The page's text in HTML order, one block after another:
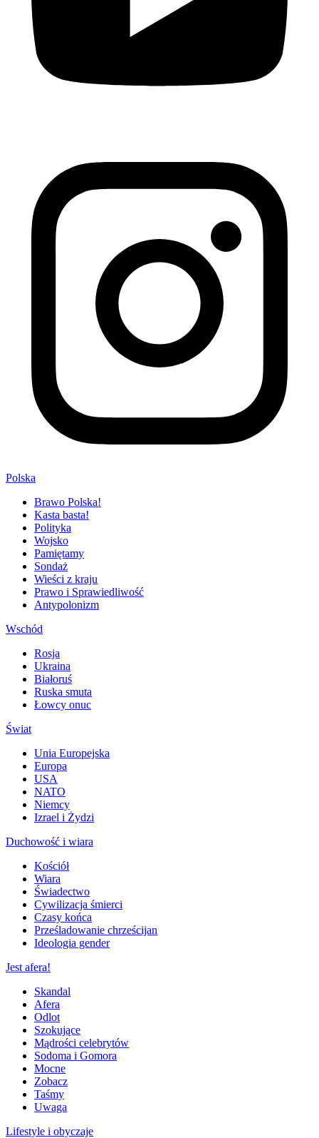
Polska
Brawo Polska!
Kasta basta!
Polityka
Wojsko
Pamiętamy
Sondaż
Wieści z kraju
Prawo i Sprawiedliwość
Antypolonizm
Wschód
Rosja
Ukraina
Białoruś
Ruska smuta
Łowcy onuc
Świat
Unia Europejska
Europa
USA
NATO
Niemcy
Izrael i Żydzi
Duchowość i wiara
Kościół
Wiara
Świadectwo
Cywilizacja śmierci
Czasy końca
Prześladowanie chrześcijan
Ideologia gender
Jest afera!
Skandal
Afera
Odlot
Szokujące
Mądrości celebrytów
Sodoma i Gomora
Mocne
Zobacz
Taśmy
Uwaga
Lifestyle i obyczaje